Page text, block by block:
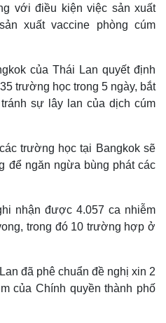
với điều kiện việc sản xuất
xuất vaccine phòng cúm
của Thái Lan quyết định
trường học trong 5 ngày, bắt
sự lây lan của dịch cúm
trường học tại Bangkok sẽ
để ngăn ngừa bùng phát các
nhận được 4.057 ca nhiễm
trong đó 10 trường hợp ở
đã phê chuẩn đề nghị xin 2
của Chính quyền thành phố